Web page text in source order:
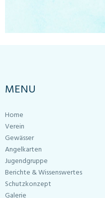
MENU
Home
Verein
Gewässer
Angelkarten
Jugendgruppe
Berichte & Wissenswertes
Schutzkonzept